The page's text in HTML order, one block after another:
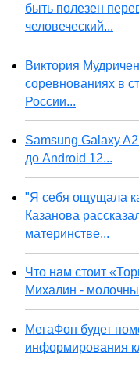
быть полезен
человеческий...
Виктория
соревнованиях в
России...
Samsung Galaxy
до Android 12...
"Я себя ощущала
Казанова
материнстве...
Что нам стоит
Михалин -
МегаФон будет
информирования